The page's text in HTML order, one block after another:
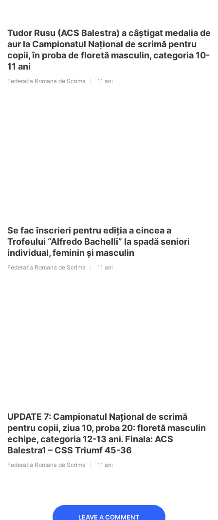
Tudor Rusu (ACS Balestra) a câștigat medalia de
aur la Campionatul Național de scrimă pentru
copii, în proba de floretă masculin, categoria 10-
11 ani
Federatia Romana de Scrima 11 ani
Se fac înscrieri pentru ediția a cincea a
Trofeului “Alfredo Bachelli” la spadă seniori
individual, feminin și masculin
Federatia Romana de Scrima 11 ani
UPDATE 7: Campionatul Național de scrimă
pentru copii, ziua 10, proba 20: floretă masculin
echipe, categoria 12-13 ani. Finala: ACS
Balestra1 – CSS Triumf 45-36
Federatia Romana de Scrima 11 ani
LEAVE A COMMENT